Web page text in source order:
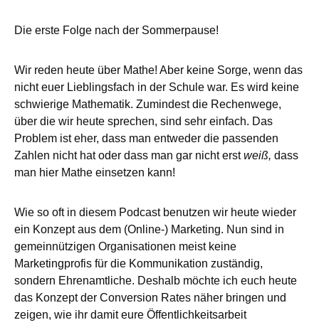
Die erste Folge nach der Sommerpause!
Wir reden heute über Mathe! Aber keine Sorge, wenn das
nicht euer Lieblingsfach in der Schule war. Es wird keine
schwierige Mathematik. Zumindest die Rechenwege,
über die wir heute sprechen, sind sehr einfach. Das
Problem ist eher, dass man entweder die passenden
Zahlen nicht hat oder dass man gar nicht erstweiß, dass
man hier Mathe einsetzen kann!
Wie so oft in diesem Podcast benutzen wir heute wieder
ein Konzept aus dem (Online-) Marketing. Nun sind in
gemeinnützigen Organisationen meist keine
Marketingprofis für die Kommunikation zuständig,
sondern Ehrenamtliche. Deshalb möchte ich euch heute
das Konzept der Conversion Rates näher bringen und
zeigen, wie ihr damit eure Öffentlichkeitsarbeit